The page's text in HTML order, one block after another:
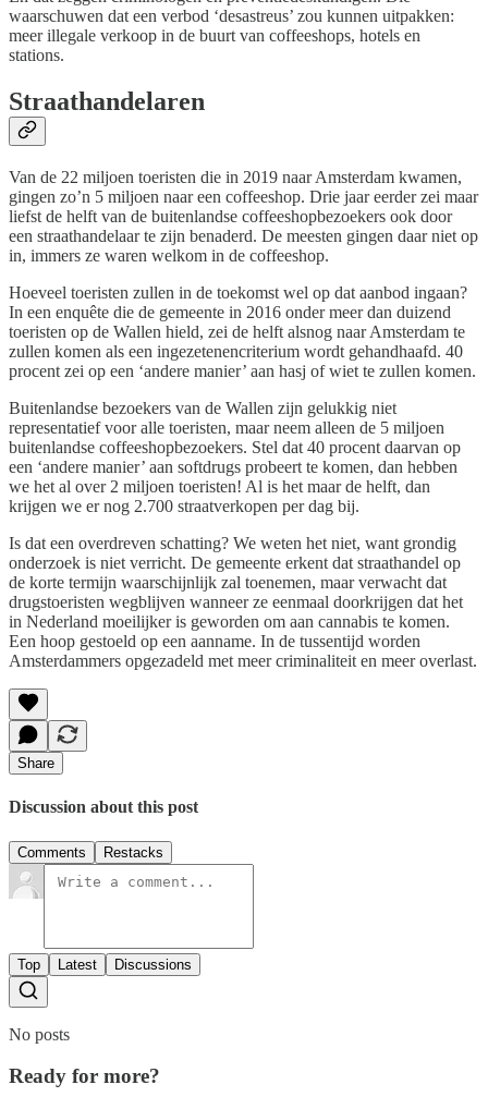
waarschuwen dat een verbod ‘desastreus’ zou kunnen uitpakken:
meer illegale verkoop in de buurt van coffeeshops, hotels en
stations.
Straathandelaren
Van de 22 miljoen toeristen die in 2019 naar Amsterdam kwamen,
gingen zo’n 5 miljoen naar een coffeeshop. Drie jaar eerder zei maar
liefst de helft van de buitenlandse coffeeshopbezoekers ook door
een straathandelaar te zijn benaderd. De meesten gingen daar niet op
in, immers ze waren welkom in de coffeeshop.
Hoeveel toeristen zullen in de toekomst wel op dat aanbod ingaan?
In een enquête die de gemeente in 2016 onder meer dan duizend
toeristen op de Wallen hield, zei de helft alsnog naar Amsterdam te
zullen komen als een ingezetenencriterium wordt gehandhaafd. 40
procent zei op een ‘andere manier’ aan hasj of wiet te zullen komen.
Buitenlandse bezoekers van de Wallen zijn gelukkig niet
representatief voor alle toeristen, maar neem alleen de 5 miljoen
buitenlandse coffeeshopbezoekers. Stel dat 40 procent daarvan op
een ‘andere manier’ aan softdrugs probeert te komen, dan hebben
we het al over 2 miljoen toeristen! Al is het maar de helft, dan
krijgen we er nog 2.700 straatverkopen per dag bij.
Is dat een overdreven schatting? We weten het niet, want grondig
onderzoek is niet verricht. De gemeente erkent dat straathandel op
de korte termijn waarschijnlijk zal toenemen, maar verwacht dat
drugstoeristen wegblijven wanneer ze eenmaal doorkrijgen dat het
in Nederland moeilijker is geworden om aan cannabis te komen.
Een hoop gestoeld op een aanname. In de tussentijd worden
Amsterdammers opgezadeld met meer criminaliteit en meer overlast.
Share
Discussion about this post
Comments Restacks
Top Latest Discussions
No posts
Ready for more?